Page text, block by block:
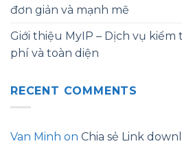
đơn giản và mạnh mẽ
Giới thiệu MyIP – Dịch vụ
phí và toàn diện
RECENT COMMENTS
Van Minh on Chia sẻ Link